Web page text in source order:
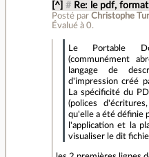
[^] # Re: le pdf,
Posté par Christophe
Évalué à 0.
Le Portable
(communément
langage de
d'impression créé
La spécificité du
(polices
qu'elle a été définie
l'application et la
visualiser le dit